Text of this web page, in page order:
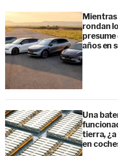
Mientras
rondan
presume
años en
Una
tierra, ¿a
en